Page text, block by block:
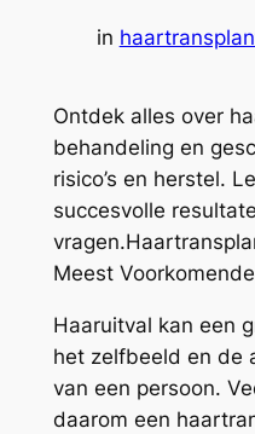
in
Ontdek alles over
behandeling en
risico’s en herstel.
succesvolle
Meest
Haaruitval kan een
het zelfbeeld en de
van een persoon.
daarom een